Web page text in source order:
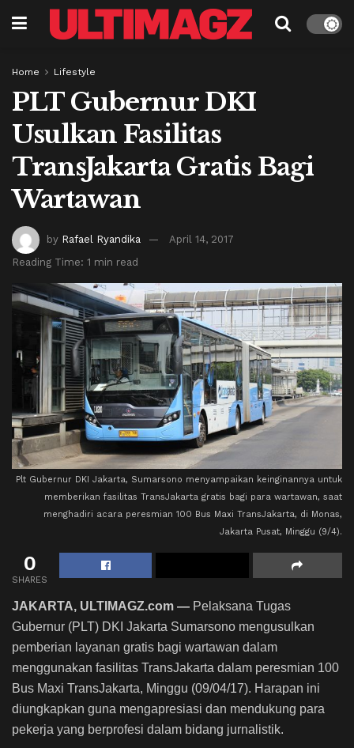
Home Lifestyle
PLT Gubernur DKI
Usulkan Fasilitas
TransJakarta Gratis Bagi
Wartawan
by Rafael Ryandika
April 14, 2017
Reading Time: 1 min read
Plt Gubernur DKI Jakarta, Sumarsono menyampaikan keinginannya untuk
memberikan fasilitas TransJakarta gratis bagi para wartawan, saat
menghadiri acara peresmian 100 Bus Maxi TransJakarta, di Monas,
Jakarta Pusat, Minggu (9/4).
0
SHARES
JAKARTA, ULTIMAGZ.com — Pelaksana Tugas
Gubernur (PLT) DKI Jakarta Sumarsono mengusulkan
pemberian layanan gratis bagi wartawan dalam
menggunakan fasilitas TransJakarta dalam peresmian 100
Bus Maxi TransJakarta, Minggu (09/04/17). Harapan ini
diungkapkan guna mengapresiasi dan mendukung para
pekerja yang berprofesi dalam bidang jurnalistik.